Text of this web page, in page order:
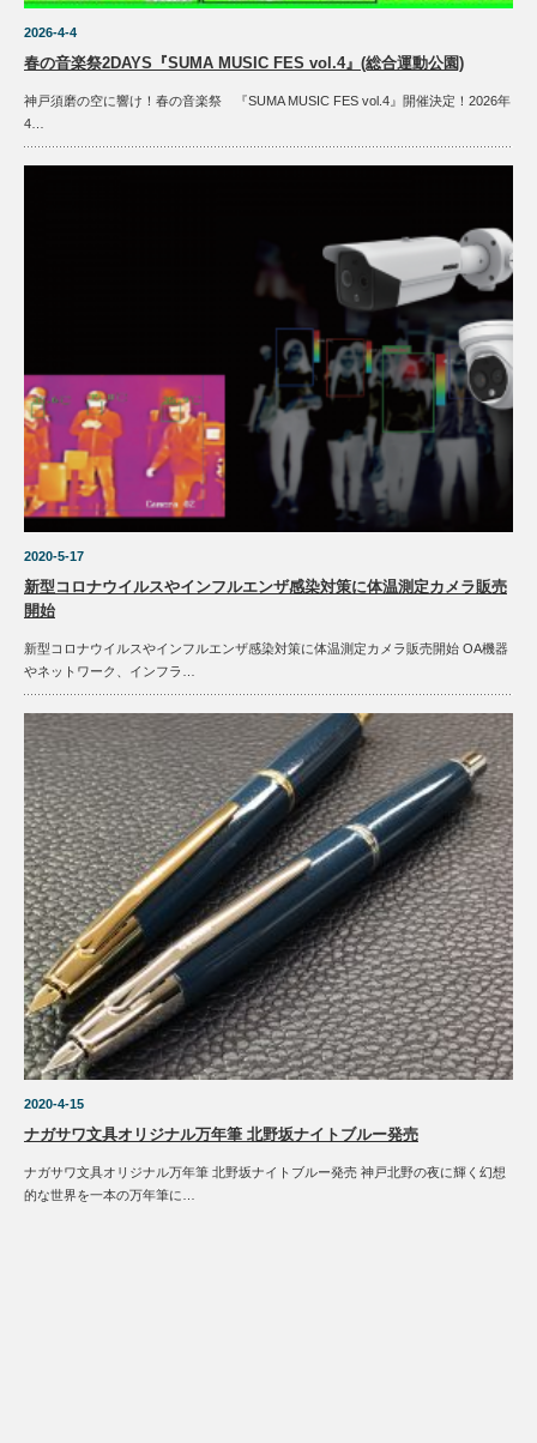
2026-4-4
春の音楽祭2DAYS『SUMA MUSIC FES vol.4』(総合運動公園)
神戸須磨の空に響け！春の音楽祭 『SUMA MUSIC FES vol.4』開催決定！2026年
4…
2020-5-17
新型コロナウイルスやインフルエンザ感染対策に体温測定カメラ販売
開始
新型コロナウイルスやインフルエンザ感染対策に体温測定カメラ販売開始 OA機器
やネットワーク、インフラ…
2020-4-15
ナガサワ文具オリジナル万年筆 北野坂ナイトブルー発売
ナガサワ文具オリジナル万年筆 北野坂ナイトブルー発売 神戸北野の夜に輝く幻想
的な世界を一本の万年筆に…